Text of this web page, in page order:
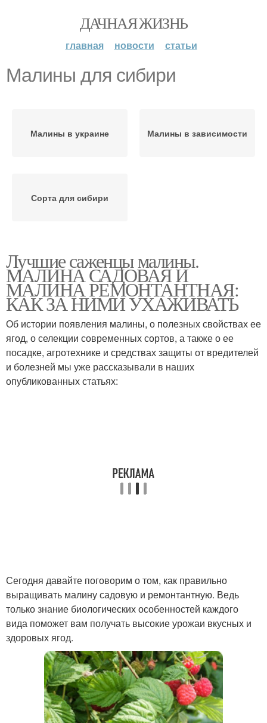
ДАЧНАЯ ЖИЗНЬ
главная новости статьи
Малины для сибири
Малины в украине Малины в зависимости
Сорта для сибири
Лучшие саженцы малины.
МАЛИНА САДОВАЯ И
МАЛИНА РЕМОНТАНТНАЯ:
КАК ЗА НИМИ УХАЖИВАТЬ
Об истории появления малины, о полезных свойствах ее
ягод, о селекции современных сортов, а также о ее
посадке, агротехнике и средствах защиты от вредителей
и болезней мы уже рассказывали в наших
опубликованных статьях:
Сегодня давайте поговорим о том, как правильно
выращивать малину садовую и ремонтантную. Ведь
только знание биологических особенностей каждого
вида поможет вам получать высокие урожаи вкусных и
здоровых ягод.